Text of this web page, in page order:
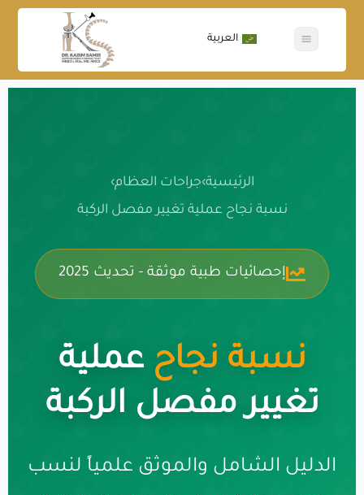
العربية
الرئيسية›جراحات العظام›
نسبة نجاح عملية تغيير مفصل الركبة
إحصائيات طبية موثقة - تحديث 2025
نسبة نجاح عملية
تغيير مفصل الركبة
الدليل الشامل والموثق علمياً لنسب